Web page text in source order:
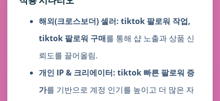
해외(크로스보더) 셀러: tiktok 팔로워 작업,
tiktok 팔로워 구매를 통해 샵 노출과 상품 신
뢰도를 끌어올림.
개인 IP & 크리에이터: tiktok 빠른 팔로워 증
가를 기반으로 계정 인기를 높이고 더 많은 자